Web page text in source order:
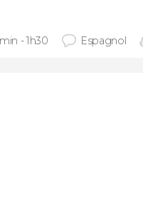
- 1h30 Espagnol